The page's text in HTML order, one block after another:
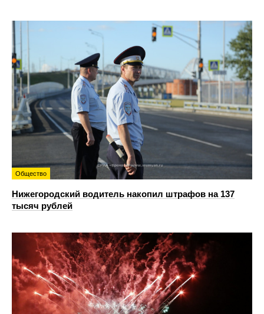
Общество
Нижегородский водитель накопил штрафов на 137
тысяч рублей